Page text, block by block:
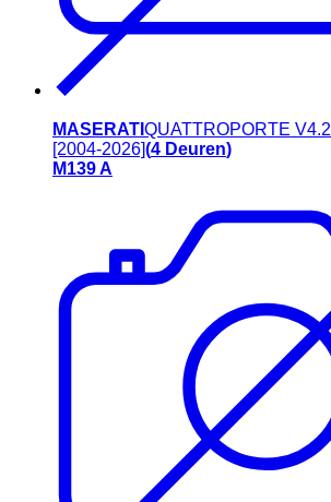
MASERATI QUATTROPORTE V4.2
[2004-2026](4 Deuren)
M139 A